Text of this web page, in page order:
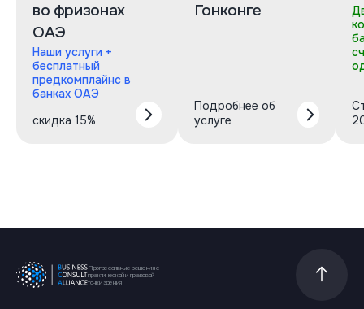
во фризонах
ОАЭ
Наши услуги +
бесплатный
предкомплайнс в
банках ОАЭ
скидка 15%
Гонконге
Подробнее об
услуге
Прогрессивные решения с
практической и правовой
точки зрения